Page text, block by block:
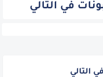
في التالي
التالي